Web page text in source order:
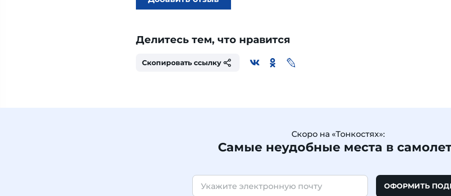
Делитесь тем, что нравится
Скопировать ссылку
Скоро на «Тонкостях»:
Самые неудобные места в
ОФОРМИТЬ